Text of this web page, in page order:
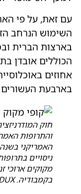
עם זאת, על פי
השימוש הנרחב
בארצות הברית
אחוזים
בארבעת העשורים
והתרופות
האמריקני
ניסויים
מקוקים ארוכי
בקמבודיה. TOBIAS GERBER, LAIF/REDUX